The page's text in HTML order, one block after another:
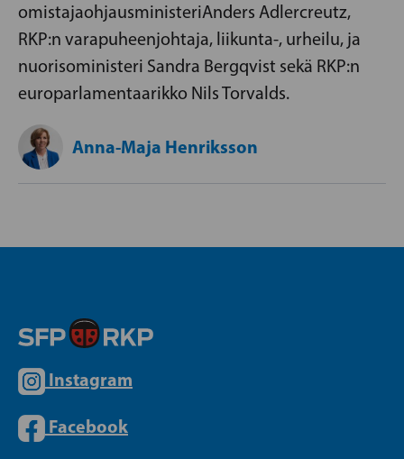
omistajaohjausministeriAnders Adlercreutz,
RKP:n varapuheenjohtaja, liikunta-, urheilu, ja
nuorisoministeri Sandra Bergqvist sekä RKP:n
europarlamentaarikko Nils Torvalds.
Anna-Maja Henriksson
Instagram
Facebook